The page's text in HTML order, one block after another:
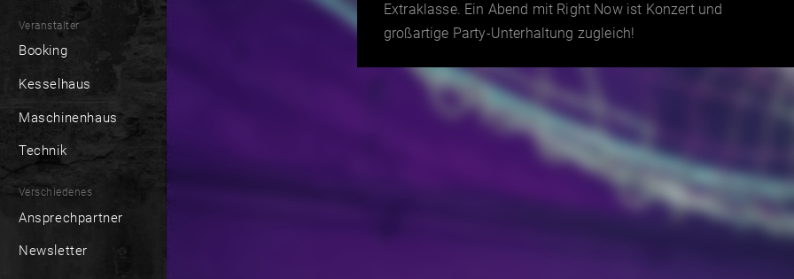
Veranstalter
Booking
Kesselhaus
Maschinenhaus
Technik
Verschiedenes
Ansprechpartner
Newsletter
Extraklasse. Ein Abend mit Right Now ist Konzert und
großartige Party-Unterhaltung zugleich!